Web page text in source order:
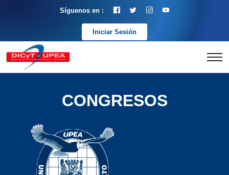
Síguenos en :
Iniciar Sesión
CONGRESOS